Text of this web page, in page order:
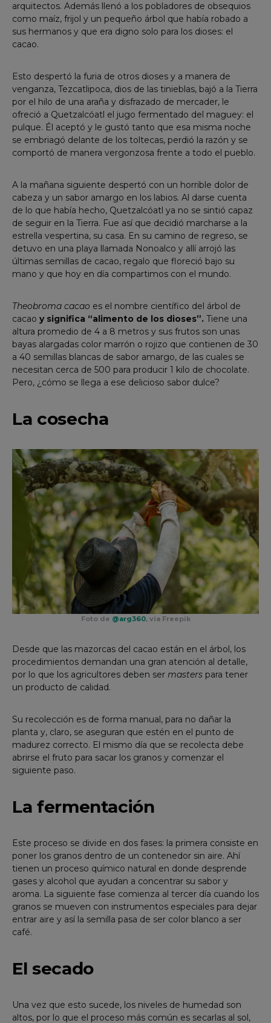
arquitectos. Además llenó a los pobladores de obsequios
como maíz, frijol y un pequeño árbol que había robado a
sus hermanos y que era digno solo para los dioses: el
cacao.
Esto despertó la furia de otros dioses y a manera de
venganza, Tezcatlipoca, dios de las tinieblas, bajó a la Tierra
por el hilo de una araña y disfrazado de mercader, le
ofreció a Quetzalcóatl el jugo fermentado del maguey: el
pulque. Él aceptó y le gustó tanto que esa misma noche
se embriagó delante de los toltecas, perdió la razón y se
comportó de manera vergonzosa frente a todo el pueblo.
A la mañana siguiente despertó con un horrible dolor de
cabeza y un sabor amargo en los labios. Al darse cuenta
de lo que había hecho, Quetzalcóatl ya no se sintió capaz
de seguir en la Tierra. Fue así que decidió marcharse a la
estrella vespertina, su casa. En su camino de regreso, se
detuvo en una playa llamada Nonoalco y allí arrojó las
últimas semillas de cacao, regalo que floreció bajo su
mano y que hoy en día compartimos con el mundo.
Theobroma cacao es el nombre científico del árbol de
cacao y significa “alimento de los dioses”. Tiene una
altura promedio de 4 a 8 metros y sus frutos son unas
bayas alargadas color marrón o rojizo que contienen de 30
a 40 semillas blancas de sabor amargo, de las cuales se
necesitan cerca de 500 para producir 1 kilo de chocolate.
Pero, ¿cómo se llega a ese delicioso sabor dulce?
La cosecha
Foto de @arg360, vía Freepik
Desde que las mazorcas del cacao están en el árbol, los
procedimientos demandan una gran atención al detalle,
por lo que los agricultores deben ser masters para tener
un producto de calidad.
Su recolección es de forma manual, para no dañar la
planta y, claro, se aseguran que estén en el punto de
madurez correcto. El mismo día que se recolecta debe
abrirse el fruto para sacar los granos y comenzar el
siguiente paso.
La fermentación
Este proceso se divide en dos fases: la primera consiste en
poner los granos dentro de un contenedor sin aire. Ahí
tienen un proceso químico natural en donde desprende
gases y alcohol que ayudan a concentrar su sabor y
aroma. La siguiente fase comienza al tercer día cuando los
granos se mueven con instrumentos especiales para dejar
entrar aire y así la semilla pasa de ser color blanco a ser
café.
El secado
Una vez que esto sucede, los niveles de humedad son
altos, por lo que el proceso más común es secarlas al sol,